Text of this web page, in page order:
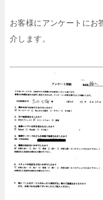
お客様にアンケートにお
介します。